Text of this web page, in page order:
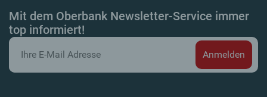
Mit dem Oberbank Newsletter-Service immer
top informiert!